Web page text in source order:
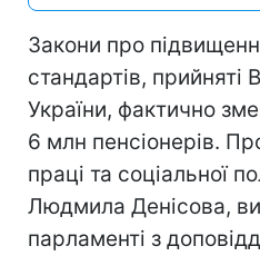
Закони про
стандартів,
України, фактично
6 млн пенсіонерів.
праці та соціальної
Людмила Денісова,
парламенті з